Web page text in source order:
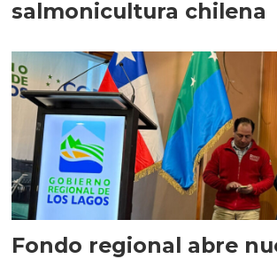
salmonicultura chilena
Fondo regional abre